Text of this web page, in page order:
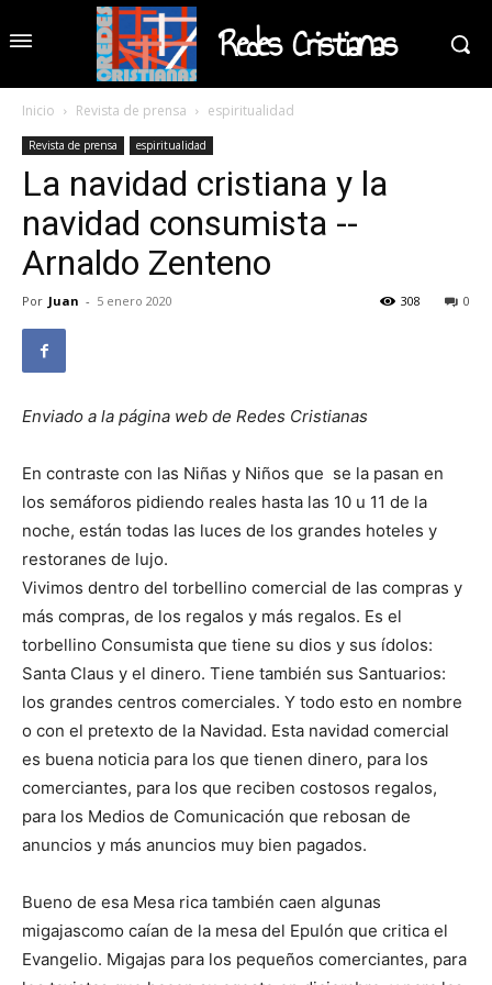
Redes Cristianas
Inicio Revista de prensa espiritualidad
Revista de prensa espiritualidad
La navidad cristiana y la
navidad consumista --
Arnaldo Zenteno
Por Juan - 5 enero 2020 0
308
Enviado a la página web de Redes Cristianas
En contraste con las Niñas y Niños que se la pasan en
los semáforos pidiendo reales hasta las 10 u 11 de la
noche, están todas las luces de los grandes hoteles y
restoranes de lujo.
Vivimos dentro del torbellino comercial de las compras y
más compras, de los regalos y más regalos. Es el
torbellino Consumista que tiene su dios y sus ídolos:
Santa Claus y el dinero. Tiene también sus Santuarios:
los grandes centros comerciales. Y todo esto en nombre
o con el pretexto de la Navidad. Esta navidad comercial
es buena noticia para los que tienen dinero, para los
comerciantes, para los que reciben costosos regalos,
para los Medios de Comunicación que rebosan de
anuncios y más anuncios muy bien pagados.
Bueno de esa Mesa rica también caen algunas
migajascomo caían de la mesa del Epulón que critica el
Evangelio. Migajas para los pequeños comerciantes, para